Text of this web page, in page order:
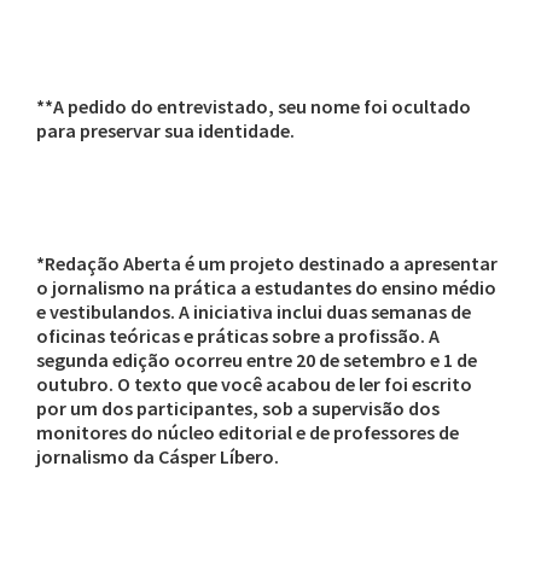
**A pedido do entrevistado, seu nome foi ocultado
para preservar sua identidade.
*Redação Aberta é um projeto destinado a apresentar
o jornalismo na prática a estudantes do ensino médio
e vestibulandos. A iniciativa inclui duas semanas de
oficinas teóricas e práticas sobre a profissão. A
segunda edição ocorreu entre 20 de setembro e 1 de
outubro. O texto que você acabou de ler foi escrito
por um dos participantes, sob a supervisão dos
monitores do núcleo editorial e de professores de
jornalismo da Cásper Líbero.